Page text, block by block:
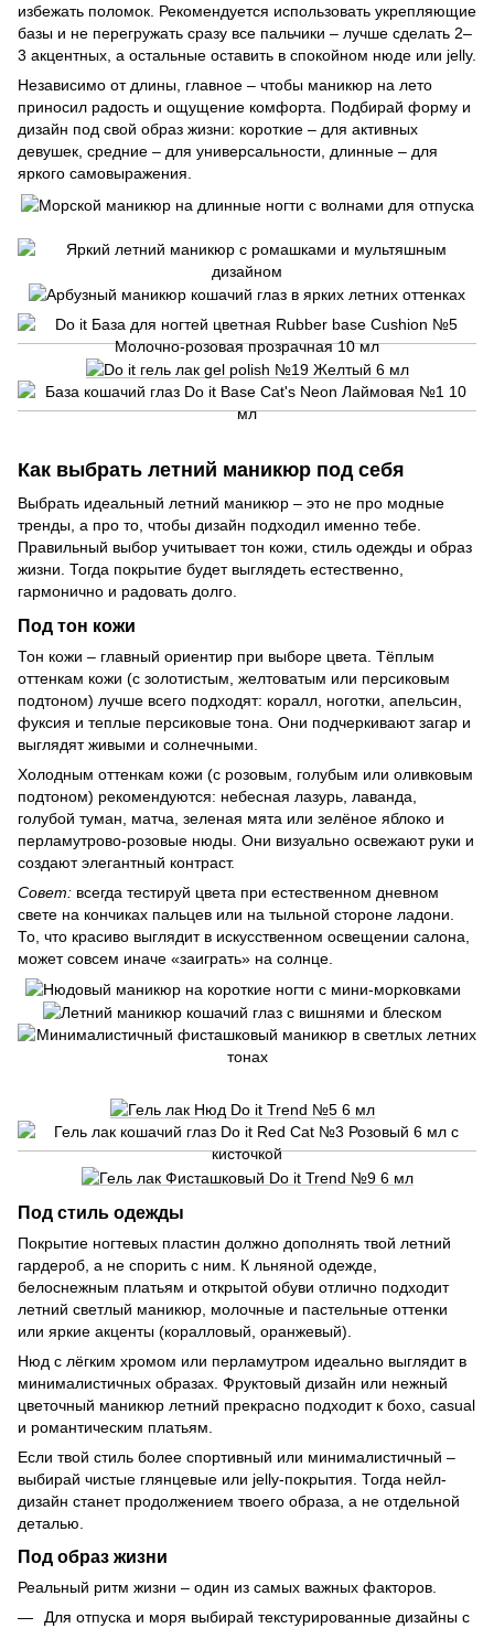
избежать поломок. Рекомендуется использовать укрепляющие
базы и не перегружать сразу все пальчики – лучше сделать 2–
3 акцентных, а остальные оставить в спокойном нюде или jelly.
Независимо от длины, главное – чтобы маникюр на лето
приносил радость и ощущение комфорта. Подбирай форму и
дизайн под свой образ жизни: короткие – для активных
девушек, средние – для универсальности, длинные – для
яркого самовыражения.
Как выбрать летний маникюр под себя
Выбрать идеальный летний маникюр – это не про модные
тренды, а про то, чтобы дизайн подходил именно тебе.
Правильный выбор учитывает тон кожи, стиль одежды и образ
жизни. Тогда покрытие будет выглядеть естественно,
гармонично и радовать долго.
Под тон кожи
Тон кожи – главный ориентир при выборе цвета. Тёплым
оттенкам кожи (с золотистым, желтоватым или персиковым
подтоном) лучше всего подходят: коралл, ноготки, апельсин,
фуксия и теплые персиковые тона. Они подчеркивают загар и
выглядят живыми и солнечными.
Холодным оттенкам кожи (с розовым, голубым или оливковым
подтоном) рекомендуются: небесная лазурь, лаванда,
голубой туман, матча, зеленая мята или зелёное яблоко и
перламутрово-розовые нюды. Они визуально освежают руки и
создают элегантный контраст.
Совет: всегда тестируй цвета при естественном дневном
свете на кончиках пальцев или на тыльной стороне ладони.
То, что красиво выглядит в искусственном освещении салона,
может совсем иначе «заиграть» на солнце.
Под стиль одежды
Покрытие ногтевых пластин должно дополнять твой летний
гардероб, а не спорить с ним. К льняной одежде,
белоснежным платьям и открытой обуви отлично подходит
летний светлый маникюр, молочные и пастельные оттенки
или яркие акценты (коралловый, оранжевый).
Нюд с лёгким хромом или перламутром идеально выглядит в
минималистичных образах. Фруктовый дизайн или нежный
цветочный маникюр летний прекрасно подходит к бохо, casual
и романтическим платьям.
Если твой стиль более спортивный или минималистичный –
выбирай чистые глянцевые или jelly-покрытия. Тогда нейл-
дизайн станет продолжением твоего образа, а не отдельной
деталью.
Под образ жизни
Реальный ритм жизни – один из самых важных факторов.
Для отпуска и моря выбирай текстурированные дизайны с